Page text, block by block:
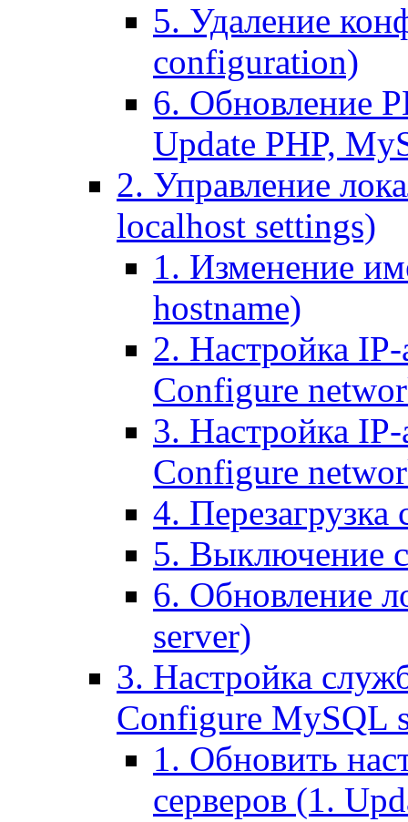
5. Удаление
configuration)
6. Обновление
Update PHP,
2. Управление
localhost settings)
1. Изменение
hostname)
2. Настройка IP-
Configure
3. Настройка
Configure
4. Перезагрузка
5. Выключение
6. Обновление
server)
3. Настройка
Configure MySQL
1. Обновить
серверов (1.